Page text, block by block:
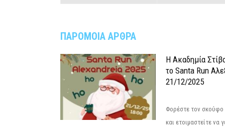
ΠΑΡΟΜΟΙΑ ΑΡΘΡΑ
Η Ακαδημία
το Santa Run
21/12/2025
Φορέστε τον σκούφο
και ετοιμαστείτε να